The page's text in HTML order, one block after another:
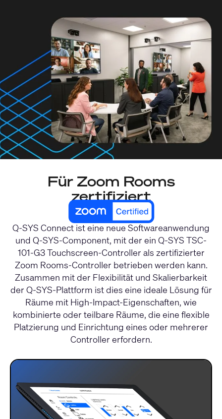
Für Zoom Rooms
zertifiziert
Q-SYS Connect ist eine neue Softwareanwendung
und Q-SYS-Component, mit der ein Q-SYS TSC-
101-G3 Touchscreen-Controller als zertifizierter
Zoom Rooms-Controller betrieben werden kann.
Zusammen mit der Flexibilität und Skalierbarkeit
der Q-SYS-Plattform ist dies eine ideale Lösung für
Räume mit High-Impact-Eigenschaften, wie
kombinierte oder teilbare Räume, die eine flexible
Platzierung und Einrichtung eines oder mehrerer
Controller erfordern.